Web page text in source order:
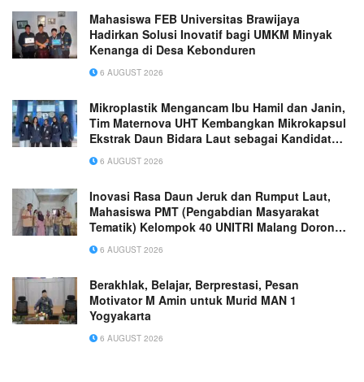
Mahasiswa FEB Universitas Brawijaya
Hadirkan Solusi Inovatif bagi UMKM Minyak
Kenanga di Desa Kebonduren
6 AUGUST 2026
Mikroplastik Mengancam Ibu Hamil dan Janin,
Tim Maternova UHT Kembangkan Mikrokapsul
Ekstrak Daun Bidara Laut sebagai Kandidat
Antiinflamasi Plasenta
6 AUGUST 2026
Inovasi Rasa Daun Jeruk dan Rumput Laut,
Mahasiswa PMT (Pengabdian Masyarakat
Tematik) Kelompok 40 UNITRI Malang Dorong
Daya Saing UMKM “Kerupuk Singkong
Nusantara Putra” di Kota Batu
6 AUGUST 2026
Berakhlak, Belajar, Berprestasi, Pesan
Motivator M Amin untuk Murid MAN 1
Yogyakarta
6 AUGUST 2026